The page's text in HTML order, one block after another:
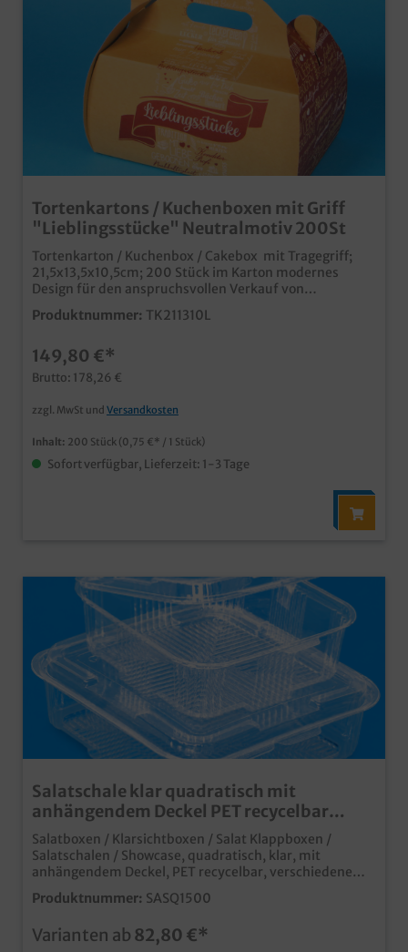
Tortenkartons / Kuchenboxen mit Griff
"Lieblingsstücke" Neutralmotiv 200St
Tortenkarton / Kuchenbox / Cakebox mit Tragegriff;
21,5x13,5x10,5cm; 200 Stück im Karton modernes
Design für den anspruchsvollen Verkauf von
Backwaren, Kuchen, Torten, usw. Motiv
"Lieblingsstücke" für die verschiedensten Einsätze in
Bäckerei- und Konditoreibedarf, zum Verkauf von
Tortenstücken, Kuchen, Teilchen, Donuts, Muffins usw.
Qualität "Made in Germany" auch mit Ihrem
Unternehmensdesign oder Werbedruck produzierbar,
unser Kundenservice freut sich auf Ihre Anfrage
Produktnummer: TK211310L
149,80 €*
Brutto: 178,26 €
zzgl. MwSt und Versandkosten
Inhalt: 200 Stück (0,75 €* / 1 Stück)
Sofort verfügbar, Lieferzeit: 1-3 Tage
Salatschale klar quadratisch mit
anhängendem Deckel PET recycelbar
versch. Größen
Salatboxen / Klarsichtboxen / Salat Klappboxen /
Salatschalen / Showcase, quadratisch, klar, mit
anhängendem Deckel, PET recycelbar, verschiedene
Größen gemäß Auswahl (375ml (600St/Kt.), 500ml
(600St/Kt.), 750ml (320St/Kt.), 1000ml (320St/Kt),
Süßwaren, Fingerfood, Sushi, Snacks usw. auch ideal als
Produktnummer: SASQ1500
Varianten ab 82,80 €*